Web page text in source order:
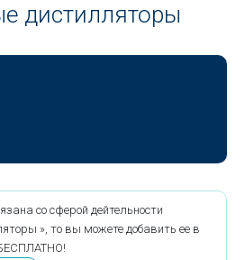
дистилляторы
со сферой дейтельности
», то вы можете добавить ее в